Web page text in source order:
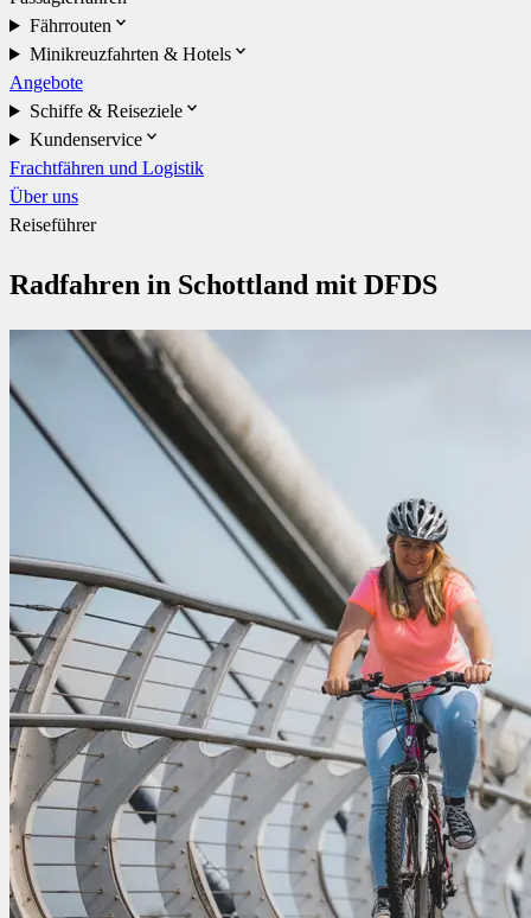
Fährrouten
Minikreuzfahrten & Hotels
Angebote
Schiffe & Reiseziele
Kundenservice
Frachtfähren und Logistik
Über uns
Reiseführer
Radfahren in Schottland mit DFDS